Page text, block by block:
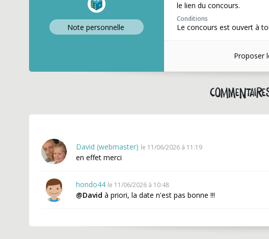
Note personnelle
le lien du concours.
Conditions
Le concours est ouvert à
Proposer
David (webmaster) le 11/06/2026 à 11:19
en effet merci
hondo44 le 11/06/2026 à 10:48
@David à priori, la date n'est pas bonne !!!